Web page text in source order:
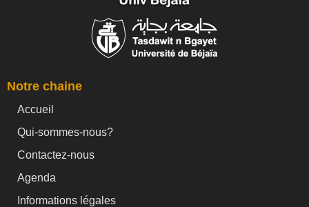
Notre chaine
Accueil
Qui-sommes-nous?
Contactez-nous
Agenda
Informations légales